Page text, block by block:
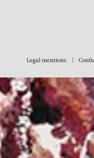
Legal mentions